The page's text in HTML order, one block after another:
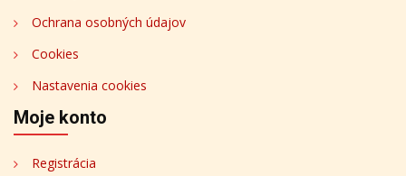
Ochrana osobných údajov
Cookies
Nastavenia cookies
Moje konto
Registrácia